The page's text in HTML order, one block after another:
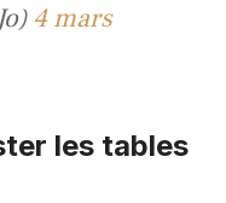
4 mars
les tables